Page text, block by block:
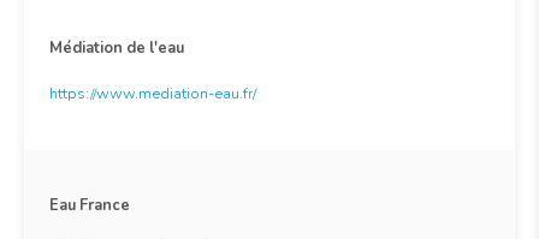
Médiation de l'eau
https://www.mediation-eau.fr/
Eau France